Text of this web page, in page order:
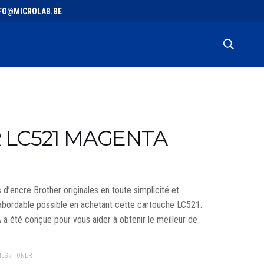
MAGENTA
Brother originales en toute simplicité et
possible en achetant cette cartouche LC521.
a été conçue pour vous aider à obtenir le meilleur de
/ TONER